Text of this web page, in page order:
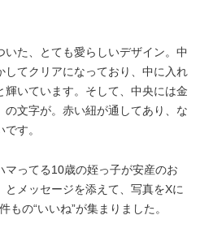
た、とても愛らしいデザイン。中
してクリアになっており、中に入れ
いています。そして、中央には金
文字が。赤い紐が通してあり、な
す。
ってる10歳の姪っ子が安産のお
メッセージを添えて、写真をXに
の“いいね”が集まりました。